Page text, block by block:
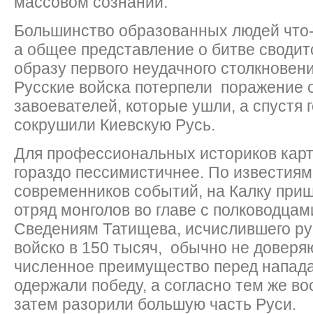
Большинство образованных людей
а общее представление о битве
образу первого неудачного
Русские войска потерпели поражение
завоевателей, которые ушли, а спустя
сокрушили Киевскую Русь.
Для профессиональных историков
гораздо пессимистичнее. По
современников событий, на Калку
отряд монголов во главе с
Сведениям Татищева, исчислившего
войско в 150 тысяч, обычно не
численное преимущество перед
одержали победу, а согласно тем же
затем разорили большую часть Руси.